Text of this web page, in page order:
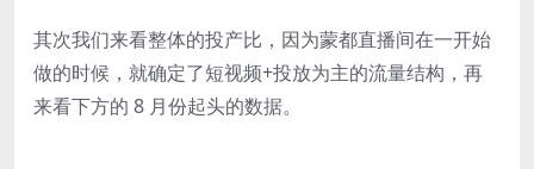
其次我们来看整体的投产比，因为蒙都直播间在一开始
做的时候，就确定了短视频+投放为主的流量结构，再
来看下方的 8 月份起头的数据。